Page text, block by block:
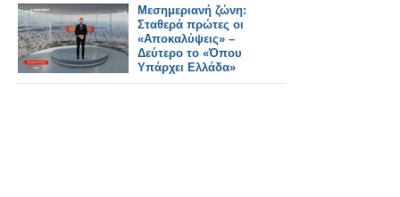
Μεσημεριανή ζώνη:
Σταθερά πρώτες οι
«Αποκαλύψεις» –
Δεύτερο το «Όπου
Υπάρχει Ελλάδα»